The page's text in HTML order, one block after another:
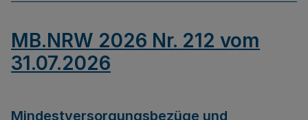
MB.NRW 2026 Nr. 212 vom
31.07.2026
Mindestversorgungsbezüge und